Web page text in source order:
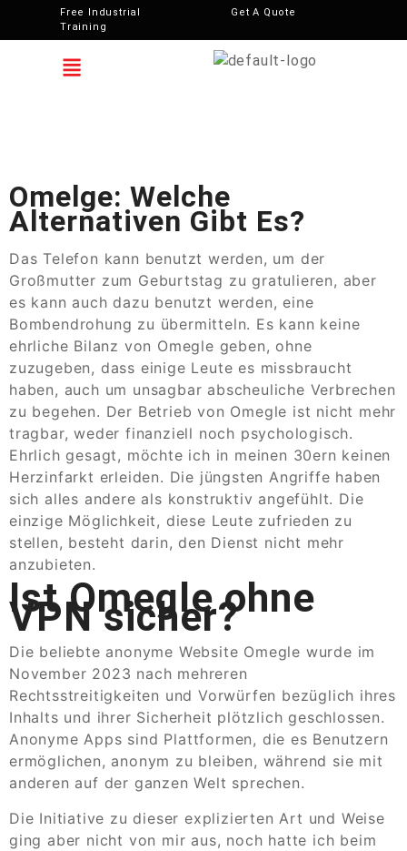
Free Industrial
Training
Get A Quote
Omelge: Welche
Alternativen Gibt Es?
Das Telefon kann benutzt werden, um der
Großmutter zum Geburtstag zu gratulieren, aber
es kann auch dazu benutzt werden, eine
Bombendrohung zu übermitteln. Es kann keine
ehrliche Bilanz von Omegle geben, ohne
zuzugeben, dass einige Leute es missbraucht
haben, auch um unsagbar abscheuliche Verbrechen
zu begehen. Der Betrieb von Omegle ist nicht mehr
tragbar, weder finanziell noch psychologisch.
Ehrlich gesagt, möchte ich in meinen 30ern keinen
Herzinfarkt erleiden. Die jüngsten Angriffe haben
sich alles andere als konstruktiv angefühlt. Die
einzige Möglichkeit, diese Leute zufrieden zu
stellen, besteht darin, den Dienst nicht mehr
anzubieten.
Ist Omegle ohne
VPN sicher?
Die beliebte anonyme Website Omegle wurde im
November 2023 nach mehreren
Rechtsstreitigkeiten und Vorwürfen bezüglich ihres
Inhalts und ihrer Sicherheit plötzlich geschlossen.
Anonyme Apps sind Plattformen, die es Benutzern
ermöglichen, anonym zu bleiben, während sie mit
anderen auf der ganzen Welt sprechen.
Die Initiative zu dieser explizierten Art und Weise
ging aber nicht von mir aus, noch hatte ich beim